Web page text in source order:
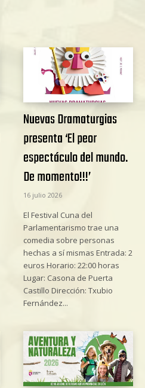
Nuevas Dramaturgias
presenta ‘El peor
espectáculo del mundo.
De momento!!!’
16 julio 2026
El Festival Cuna del
Parlamentarismo trae una
comedia sobre personas
hechas a sí mismas Entrada: 2
euros Horario: 22:00 horas
Lugar: Casona de Puerta
Castillo Dirección: Txubio
Fernández...